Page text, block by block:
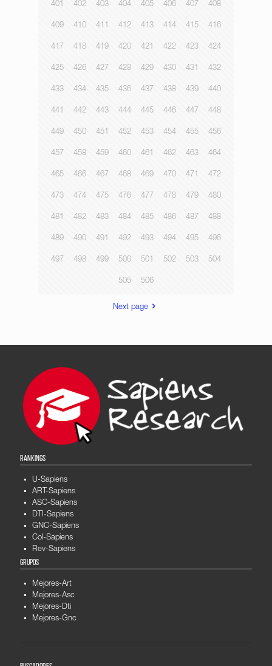
401 402 403 404 405 406 407 408
409 410 411 412 413 414 415 416
417 418 419 420 421 422 423 424
425 426 427 428 429 430 431 432
433 434 435 436 437 438 439 440
441 442 443 444 445 446 447 448
449 450 451 452 453 454 455 456
457 458 459 460 461 462 463 464
465 466 467 468 469 470 471 472
473 474 475 476 477 478 479 480
481 482 483 484 485 486 487 488
489 490 491 492 493 494 495 496
497 498 499 500 501 502 503 504
505 506
Next page
RANKINGS
U-Sapiens
ART-Sapiens
ASC-Sapiens
DTI-Sapiens
GNC-Sapiens
Col-Sapiens
Rev-Sapiens
GRUPOS
Mejores-Art
Mejores-Asc
Mejores-Dti
Mejores-Gnc